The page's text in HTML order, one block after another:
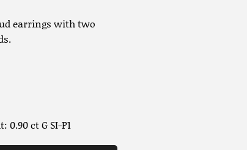
earrings with two
ct G SI-P1